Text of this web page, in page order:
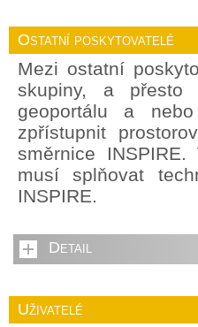
Ostatní poskytovatelé
Mezi ostatní
skupiny, a přesto
geoportálu a
zpřístupnit
směrnice
musí splňovat
INSPIRE.
Detail
Uživatelé